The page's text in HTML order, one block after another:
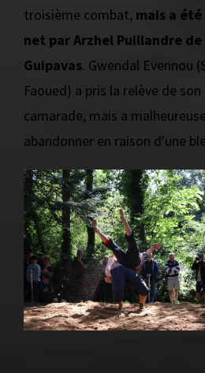
troisième combat, mais a
net par Arzhel Puillandre de
Guipavas. Gwendal Evennou
Faoued) a pris la relève de son
camarade, mais a
abandonner en raison d'une